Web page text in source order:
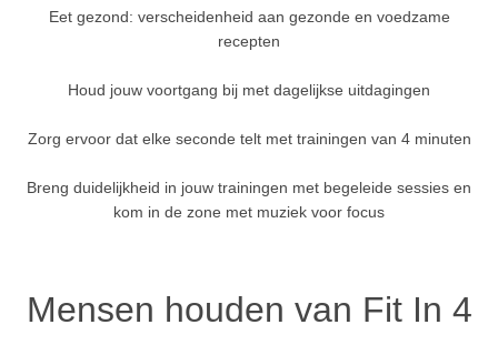
Eet gezond: verscheidenheid aan gezonde en voedzame
recepten
Houd jouw voortgang bij met dagelijkse uitdagingen
Zorg ervoor dat elke seconde telt met trainingen van 4 minuten
Breng duidelijkheid in jouw trainingen met begeleide sessies en
kom in de zone met muziek voor focus
Mensen houden van Fit In 4